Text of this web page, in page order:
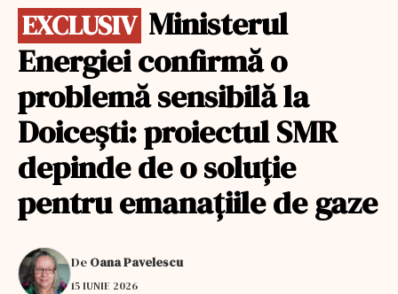
EXCLUSIV Ministerul
Energiei confirmă o
problemă sensibilă la
Doicești: proiectul SMR
depinde de o soluție
pentru emanațiile de gaze
De Oana Pavelescu
15 IUNIE 2026